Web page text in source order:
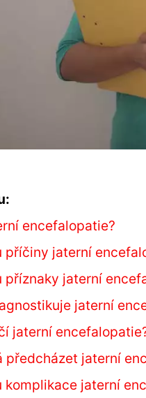
encefalopatie?
příčiny jaterní
příznaky jaterní
jaterní
jaterní
předcházet jaterní
komplikace jaterní